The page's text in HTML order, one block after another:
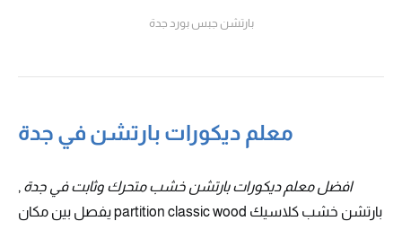
بارتشن جبس بورد جدة
معلم ديكورات بارتشن في جدة
افضل معلم ديكورات بارتشن خشب متحرك وثابت في جدة ,
بارتشن خشب كلاسيك partition classic wood يفصل بين مكان